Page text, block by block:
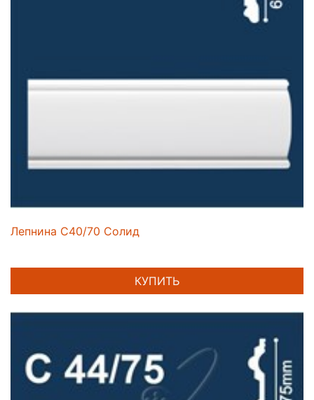
Лепнина C40/70 Солид
КУПИТЬ